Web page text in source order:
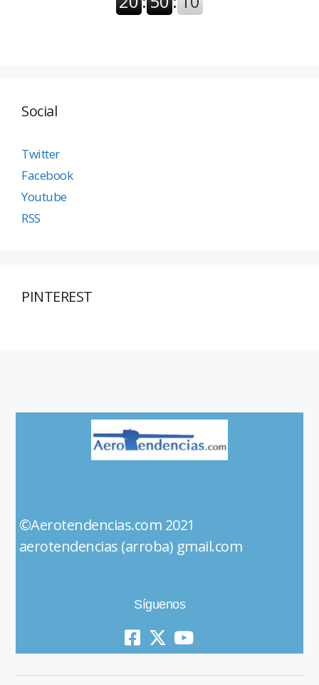
Social
Twitter
Facebook
Youtube
RSS
PINTEREST
©Aerotendencias.com 2021
aerotendencias (arroba) gmail.com
Síguenos